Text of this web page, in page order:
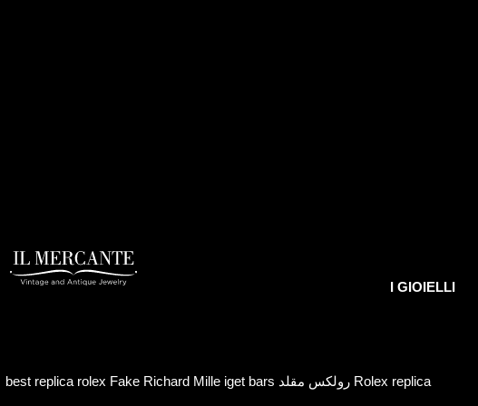
I GIOIELLI
https://www.high-endrolex.com/46
best replica rolex Fake Richard Mille iget bars رولكس مقلد Rolex replica